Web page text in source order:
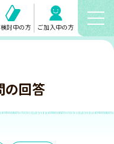
討中の方 ご加入中の方
の回答